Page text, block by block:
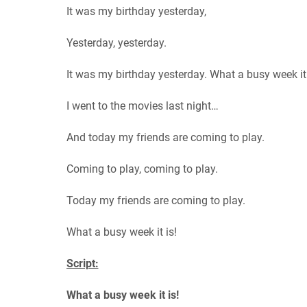
It was my birthday yesterday,
Yesterday, yesterday.
It was my birthday yesterday. What a busy week
I went to the movies last night…
And today my friends are coming to play.
Coming to play, coming to play.
Today my friends are coming to play.
What a busy week it is!
Script:
What a busy week it is!